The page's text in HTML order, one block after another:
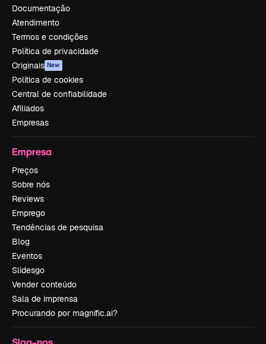
Documentação
Atendimento
Termos e condições
Política de privacidade
Originais New
Política de cookies
Central de confiabilidade
Afiliados
Empresas
Empresa
Preços
Sobre nós
Reviews
Emprego
Tendências de pesquisa
Blog
Eventos
Slidesgo
Vender conteúdo
Sala de imprensa
Procurando por magnific.ai?